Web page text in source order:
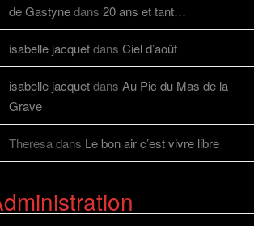
de Gastynedans 20 ans et tant…
isabelle jacquetdans Ciel d’août
isabelle jacquetdans Au Pic du Mas de la
Grave
Theresadans Le bon air c’est vivre libre